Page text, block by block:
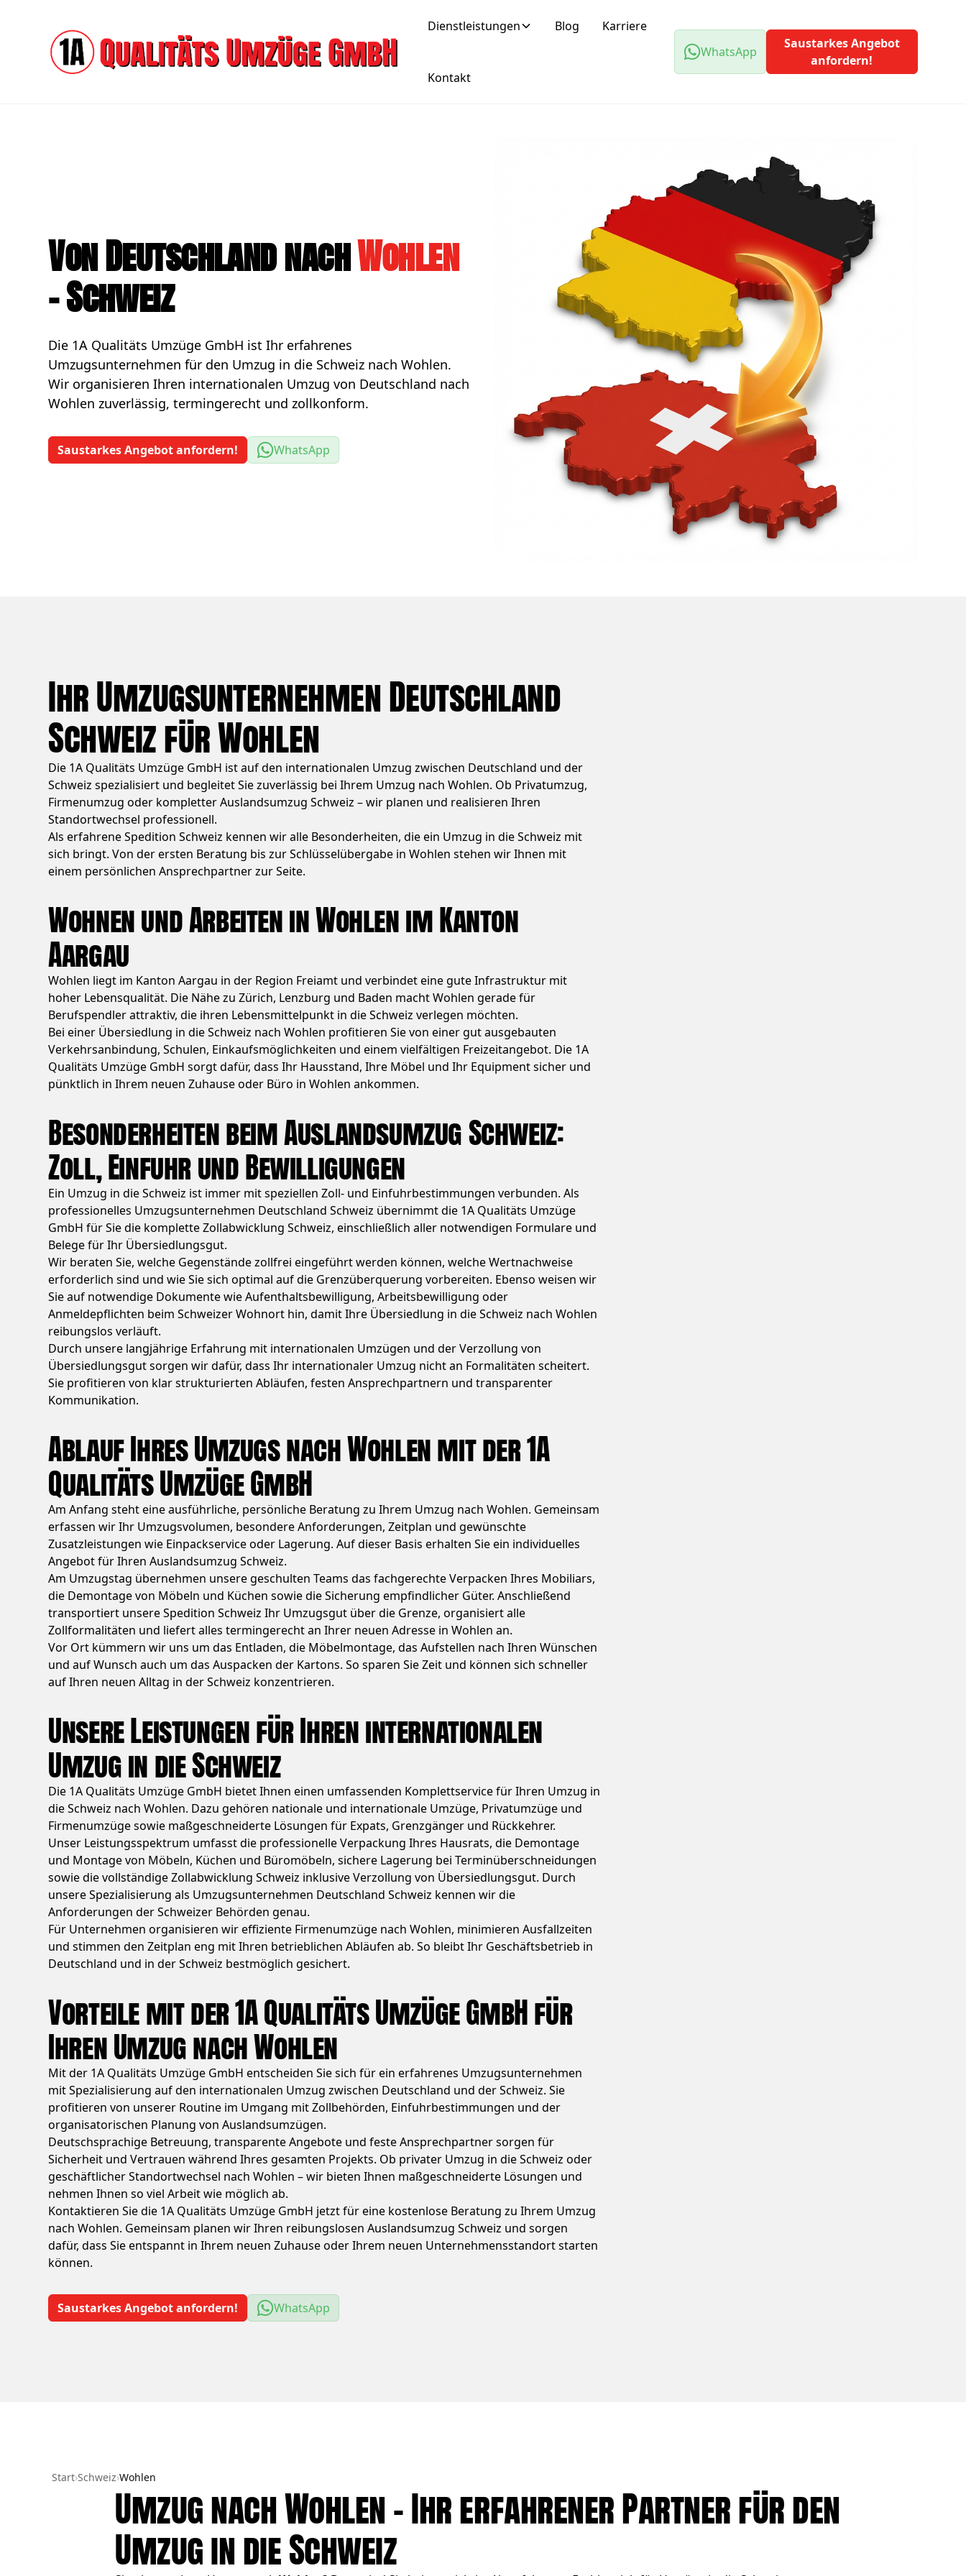
Dienstleistungen Blog Karriere
Kontakt
WhatsApp
Saustarkes Angebot
anfordern!
Von Deutschland nachWohlen
- Schweiz
Die 1A Qualitäts Umzüge GmbH ist Ihr erfahrenes
Umzugsunternehmen für den Umzug in die Schweiz nach Wohlen.
Wir organisieren Ihren internationalen Umzug von Deutschland nach
Wohlen zuverlässig, termingerecht und zollkonform.
Saustarkes Angebot anfordern! WhatsApp
Ihr Umzugsunternehmen Deutschland
Schweiz für Wohlen
Die 1A Qualitäts Umzüge GmbH ist auf den internationalen Umzug zwischen Deutschland und der
Schweiz spezialisiert und begleitet Sie zuverlässig bei Ihrem Umzug nach Wohlen. Ob Privatumzug,
Firmenumzug oder kompletter Auslandsumzug Schweiz – wir planen und realisieren Ihren
Standortwechsel professionell.
Als erfahrene Spedition Schweiz kennen wir alle Besonderheiten, die ein Umzug in die Schweiz mit
sich bringt. Von der ersten Beratung bis zur Schlüsselübergabe in Wohlen stehen wir Ihnen mit
einem persönlichen Ansprechpartner zur Seite.
Wohnen und Arbeiten in Wohlen im Kanton
Aargau
Wohlen liegt im Kanton Aargau in der Region Freiamt und verbindet eine gute Infrastruktur mit
hoher Lebensqualität. Die Nähe zu Zürich, Lenzburg und Baden macht Wohlen gerade für
Berufspendler attraktiv, die ihren Lebensmittelpunkt in die Schweiz verlegen möchten.
Bei einer Übersiedlung in die Schweiz nach Wohlen profitieren Sie von einer gut ausgebauten
Verkehrsanbindung, Schulen, Einkaufsmöglichkeiten und einem vielfältigen Freizeitangebot. Die 1A
Qualitäts Umzüge GmbH sorgt dafür, dass Ihr Hausstand, Ihre Möbel und Ihr Equipment sicher und
pünktlich in Ihrem neuen Zuhause oder Büro in Wohlen ankommen.
Besonderheiten beim Auslandsumzug Schweiz:
Zoll, Einfuhr und Bewilligungen
Ein Umzug in die Schweiz ist immer mit speziellen Zoll- und Einfuhrbestimmungen verbunden. Als
professionelles Umzugsunternehmen Deutschland Schweiz übernimmt die 1A Qualitäts Umzüge
GmbH für Sie die komplette Zollabwicklung Schweiz, einschließlich aller notwendigen Formulare und
Belege für Ihr Übersiedlungsgut.
Wir beraten Sie, welche Gegenstände zollfrei eingeführt werden können, welche Wertnachweise
erforderlich sind und wie Sie sich optimal auf die Grenzüberquerung vorbereiten. Ebenso weisen wir
Sie auf notwendige Dokumente wie Aufenthaltsbewilligung, Arbeitsbewilligung oder
Anmeldepflichten beim Schweizer Wohnort hin, damit Ihre Übersiedlung in die Schweiz nach Wohlen
reibungslos verläuft.
Durch unsere langjährige Erfahrung mit internationalen Umzügen und der Verzollung von
Übersiedlungsgut sorgen wir dafür, dass Ihr internationaler Umzug nicht an Formalitäten scheitert.
Sie profitieren von klar strukturierten Abläufen, festen Ansprechpartnern und transparenter
Kommunikation.
Ablauf Ihres Umzugs nach Wohlen mit der 1A
Qualitäts Umzüge GmbH
Am Anfang steht eine ausführliche, persönliche Beratung zu Ihrem Umzug nach Wohlen. Gemeinsam
erfassen wir Ihr Umzugsvolumen, besondere Anforderungen, Zeitplan und gewünschte
Zusatzleistungen wie Einpackservice oder Lagerung. Auf dieser Basis erhalten Sie ein individuelles
Angebot für Ihren Auslandsumzug Schweiz.
Am Umzugstag übernehmen unsere geschulten Teams das fachgerechte Verpacken Ihres Mobiliars,
die Demontage von Möbeln und Küchen sowie die Sicherung empfindlicher Güter. Anschließend
transportiert unsere Spedition Schweiz Ihr Umzugsgut über die Grenze, organisiert alle
Zollformalitäten und liefert alles termingerecht an Ihrer neuen Adresse in Wohlen an.
Vor Ort kümmern wir uns um das Entladen, die Möbelmontage, das Aufstellen nach Ihren Wünschen
und auf Wunsch auch um das Auspacken der Kartons. So sparen Sie Zeit und können sich schneller
auf Ihren neuen Alltag in der Schweiz konzentrieren.
Unsere Leistungen für Ihren internationalen
Umzug in die Schweiz
Die 1A Qualitäts Umzüge GmbH bietet Ihnen einen umfassenden Komplettservice für Ihren Umzug in
die Schweiz nach Wohlen. Dazu gehören nationale und internationale Umzüge, Privatumzüge und
Firmenumzüge sowie maßgeschneiderte Lösungen für Expats, Grenzgänger und Rückkehrer.
Unser Leistungsspektrum umfasst die professionelle Verpackung Ihres Hausrats, die Demontage
und Montage von Möbeln, Küchen und Büromöbeln, sichere Lagerung bei Terminüberschneidungen
sowie die vollständige Zollabwicklung Schweiz inklusive Verzollung von Übersiedlungsgut. Durch
unsere Spezialisierung als Umzugsunternehmen Deutschland Schweiz kennen wir die
Anforderungen der Schweizer Behörden genau.
Für Unternehmen organisieren wir effiziente Firmenumzüge nach Wohlen, minimieren Ausfallzeiten
und stimmen den Zeitplan eng mit Ihren betrieblichen Abläufen ab. So bleibt Ihr Geschäftsbetrieb in
Deutschland und in der Schweiz bestmöglich gesichert.
Vorteile mit der 1A Qualitäts Umzüge GmbH für
Ihren Umzug nach Wohlen
Mit der 1A Qualitäts Umzüge GmbH entscheiden Sie sich für ein erfahrenes Umzugsunternehmen
mit Spezialisierung auf den internationalen Umzug zwischen Deutschland und der Schweiz. Sie
profitieren von unserer Routine im Umgang mit Zollbehörden, Einfuhrbestimmungen und der
organisatorischen Planung von Auslandsumzügen.
Deutschsprachige Betreuung, transparente Angebote und feste Ansprechpartner sorgen für
Sicherheit und Vertrauen während Ihres gesamten Projekts. Ob privater Umzug in die Schweiz oder
geschäftlicher Standortwechsel nach Wohlen – wir bieten Ihnen maßgeschneiderte Lösungen und
nehmen Ihnen so viel Arbeit wie möglich ab.
Kontaktieren Sie die 1A Qualitäts Umzüge GmbH jetzt für eine kostenlose Beratung zu Ihrem Umzug
nach Wohlen. Gemeinsam planen wir Ihren reibungslosen Auslandsumzug Schweiz und sorgen
dafür, dass Sie entspannt in Ihrem neuen Zuhause oder Ihrem neuen Unternehmensstandort starten
können.
Saustarkes Angebot anfordern! WhatsApp
Start›Schweiz›Wohlen
Umzug nach Wohlen – Ihr erfahrener Partner für den
Umzug in die Schweiz